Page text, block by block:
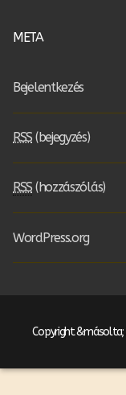
META
Bejelentkezés
RSS (bejegyzés)
RSS (hozzászólás)
WordPress.org
Copyright &másolta;